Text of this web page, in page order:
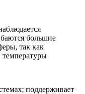
большие
так как
температуры
поддерживает